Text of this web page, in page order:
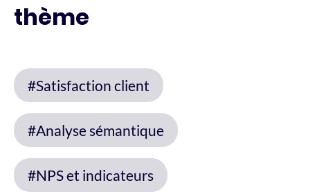
thème
#Satisfaction client
#Analyse sémantique
#NPS et indicateurs